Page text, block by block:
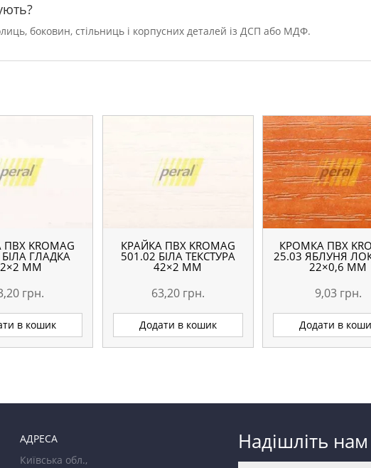
боковин, стільниць і корпусних деталей із ДСП або МДФ.
KROMAG
БІЛА ГЛАДКА
ММ
грн.
в кошик
КРАЙКА ПВХ KROMAG
501.02 БІЛА ТЕКСТУРА
42×2 ММ
63,20 грн.
Додати в кошик
КРОМКА ПВХ
25.03 ЯБЛУНЯ
22×0,6 ММ
9,03 грн.
Додати в
АДРЕСА
Київська обл.,
Надішліть